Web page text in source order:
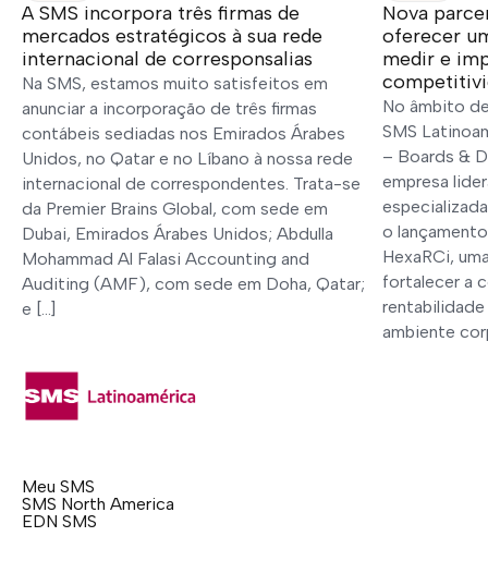
A SMS incorpora três firmas de
mercados estratégicos à sua rede
internacional de corresponsalias
Na SMS, estamos muito satisfeitos em
anunciar a incorporação de três firmas
contábeis sediadas nos Emirados Árabes
Unidos, no Qatar e no Líbano à nossa rede
internacional de correspondentes. Trata-se
da Premier Brains Global, com sede em
Dubai, Emirados Árabes Unidos; Abdulla
Mohammad Al Falasi Accounting and
Auditing (AMF), com sede em Doha, Qatar;
e […]
Nova
oferecer
medir e
No âmbito
SMS
– Boards &
empresa
o
HexaRCi,
fortalecer a
ambiente
Meu SMS
SMS North America
EDN SMS